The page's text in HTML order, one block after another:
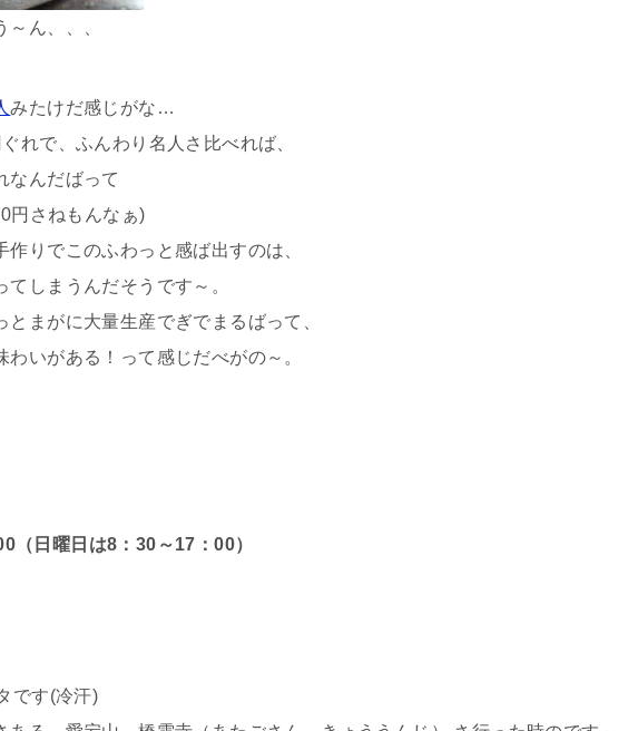
ん、、、
みたけだ感じがな…
れで、ふんわり名人さ比べれば、
なんだばって
円さねもんなぁ)
りでこのふわっと感ば出すのは、
しまうんだそうです～。
まがに大量生産でぎでまるばって、
いがある！って感じだべがの～。
（日曜日は8：30～17：00）
です(冷汗)